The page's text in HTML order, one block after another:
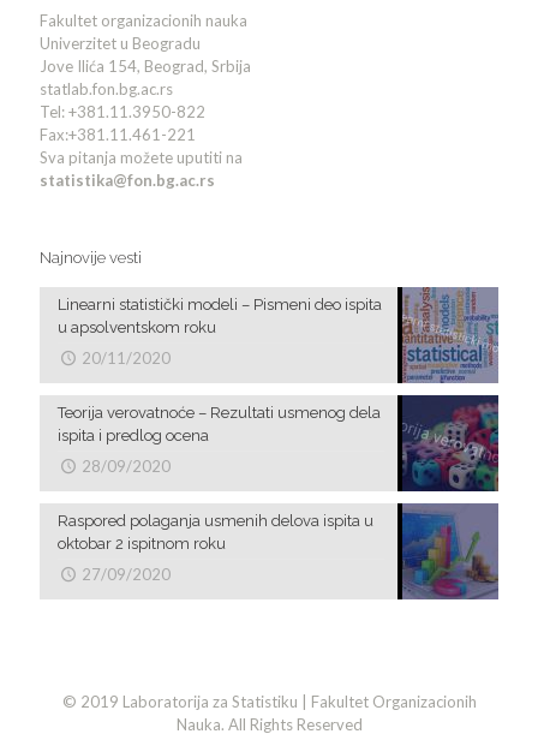
Fakultet organizacionih nauka
Univerzitet u Beogradu
Jove Ilića 154, Beograd, Srbija
statlab.fon.bg.ac.rs
Tel: +381.11.3950-822
Fax:+381.11.461-221
Sva pitanja možete uputiti na
statistika@fon.bg.ac.rs
Najnovije vesti
Linearni statistički modeli – Pismeni deo ispita
u apsolventskom roku
20/11/2020
Teorija verovatnoće – Rezultati usmenog dela
ispita i predlog ocena
28/09/2020
Raspored polaganja usmenih delova ispita u
oktobar 2 ispitnom roku
27/09/2020
© 2019 Laboratorija za Statistiku | Fakultet Organizacionih
Nauka. All Rights Reserved